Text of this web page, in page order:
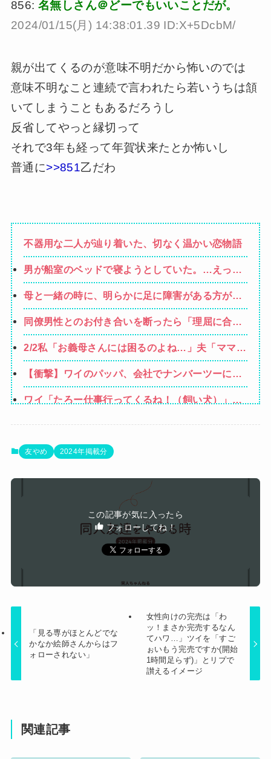
856: 名無しさん＠どーでもいいことだが。
2024/01/15(月) 14:38:01.39 ID:X+5DcbM/
親が出てくるのが意味不明だから怖いのでは
意味不明なこと連続で言われたら若いうちは頷
いてしまうこともあるだろうし
反省してやっと縁切って
それで3年も経って年賀状来たとか怖いし
普通に>>851乙だわ
不器用な二人が辿り着いた、切なく温かい恋物語
男が船室のベッドで寝ようとしていた。…えっ？
あなたは誰ですか？→ 見知らぬひとがいるんだ
が…
母と一緒の時に、明らかに足に障害がある方が歩
いていた。母「なんであんな歩き方なの？ふざけ
てるの？」
同僚男性とのお付き合いを断ったら「理屈に合わ
ない主張を振りかざす感情的なヒステリー女」と
言いふらされて・・・
2/2私「お義母さんには困るのよね…」夫「ママを
馬鹿にするな！」「確かにママは頭が悪いけどそ
れを他人に指摘されるのはムカつく！」もうこの
人とは一緒にやっていけないけど、子供が
【衝撃】ワイのパッパ、会社でナンバーツーにな
った結果ｗｗｗｗｗｗｗｗｗｗ
ワイ「たろー仕事行ってくるね！（飼い犬）」犬
【動画】大阪府警に射殺されたオッサン、めちゃ
【悲報】コレコレ、月収1億円ｗｗｗそりゃ外出
パパ活不倫を暴露された大物芸人さん(63)、晒さ
れたLINEが面白すぎるｗｗｗｗｗｗｗｗｗ(画像ｱ
オコエ瑠偉、メキシコに渡って2球団を即クビ
→SNS更新が3ヶ月間止まって消息不明に
Powered by livedoor 相互RSS
友やめ 2024年掲載分
この記事が気に入ったら
フォローしてね！
「見る専がほとんどでな
かなか絵師さんからはフ
ォローされない」
女性向けの完売は「わ
ッ！まさか完売するなん
てハワ…」ツイを「すご
ぉいもう完売ですか(開始
1時間足らず)」とリプで
讃えるイメージ
関連記事